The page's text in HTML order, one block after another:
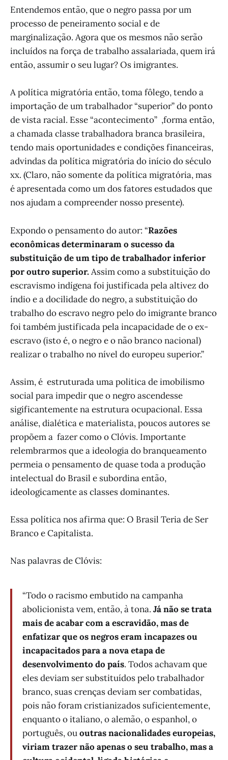
Entendemos então, que o negro passa por um
processo de peneiramento social e de
marginalização. Agora que os mesmos não serão
incluídos na força de trabalho assalariada, quem irá
então, assumir o seu lugar? Os imigrantes.
A política migratória então, toma fôlego, tendo a
importação de um trabalhador “superior” do ponto
de vista racial. Esse “acontecimento” ,forma então,
a chamada classe trabalhadora branca brasileira,
tendo mais oportunidades e condições financeiras,
advindas da política migratória do início do século
xx. (Claro, não somente da política migratória, mas
é apresentada como um dos fatores estudados que
nos ajudam a compreender nosso presente).
Expondo o pensamento do autor: “Razões
econômicas determinaram o sucesso da
substituição de um tipo de trabalhador inferior
por outro superior.Assim como a substituição do
escravismo indígena foi justificada pela altivez do
índio e a docilidade do negro, a substituição do
trabalho do escravo negro pelo do imigrante branco
foi também justificada pela incapacidade de o ex-
escravo (isto é, o negro e o não branco nacional)
realizar o trabalho no nível do europeu superior.”
Assim, é estruturada uma politica de imobilismo
social para impedir que o negro ascendesse
sigificantemente na estrutura ocupacional. Essa
análise, dialética e materialista, poucos autores se
propõem a fazer como o Clóvis. Importante
relembrarmos que a ideologia do branqueamento
permeia o pensamento de quase toda a produção
intelectual do Brasil e subordina então,
ideologicamente as classes dominantes.
Essa política nos afirma que: O Brasil Teria de Ser
Branco e Capitalista.
Nas palavras de Clóvis:
“Todo o racismo embutido na campanha
abolicionista vem, então, à tona. Já não se trata
mais de acabar com a escravidão, mas de
enfatizar que os negros eram incapazes ou
incapacitados para a nova etapa de
desenvolvimento do país. Todos achavam que
eles deviam ser substituídos pelo trabalhador
branco, suas crenças deviam ser combatidas,
pois não foram cristianizados suficientemente,
enquanto o italiano, o alemão, o espanhol, o
português, ououtras nacionalidades europeias,
viriam trazer não apenas o seu trabalho, mas a